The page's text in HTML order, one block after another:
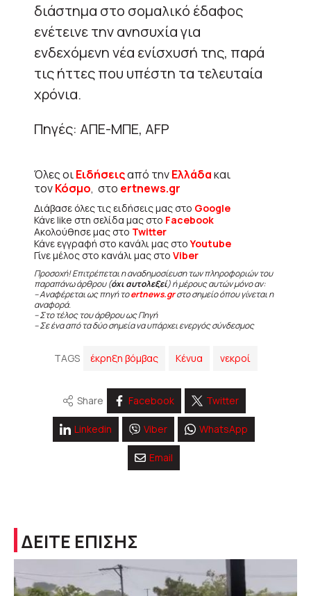
διάστημα στο σομαλικό έδαφος
ενέτεινε την ανησυχία για
ενδεχόμενη νέα ενίσχυσή της, παρά
τις ήττες που υπέστη τα τελευταία
χρόνια.
Πηγές: ΑΠΕ-ΜΠΕ, AFP
Όλες οιΕιδήσειςαπό τηνΕλλάδακαι
τονΚόσμο, στο ertnews.gr
Διάβασε όλες τις ειδήσεις μας στο Google
Κάνε like στη σελίδα μας στο Facebook
Ακολούθησε μας στο Twitter
Κάνε εγγραφή στο κανάλι μας στοYoutube
Γίνε μέλος στο κανάλι μας στο Viber
Προσοχή! Επιτρέπεται η αναδημοσίευση των πληροφοριών του
παραπάνω άρθρου (όχι αυτολεξεί) ή μέρους αυτών μόνο αν:
– Αναφέρεται ως πηγή τοertnews.grστο σημείο όπου γίνεται η
αναφορά.
– Στο τέλος του άρθρου ως Πηγή
– Σε ένα από τα δύο σημεία να υπάρχει ενεργός σύνδεσμος
TAGS έκρηξη βόμβας Κένυα νεκροί
Share Facebook Twitter
Linkedin Viber WhatsApp
Email
ΔΕΙΤΕ ΕΠΙΣΗΣ